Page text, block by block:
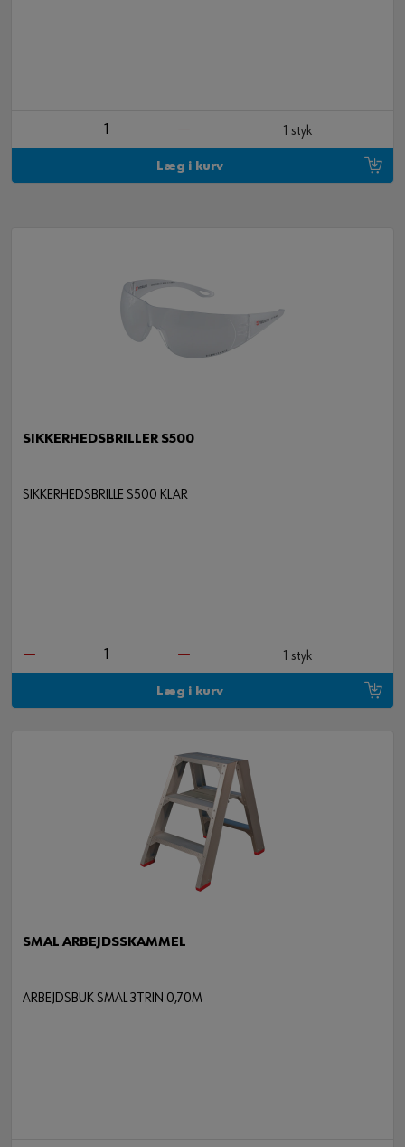
1 styk
Læg i kurv
SIKKERHEDSBRILLER S500
SIKKERHEDSBRILLE S500 KLAR
1 styk
Læg i kurv
SMAL ARBEJDSSKAMMEL
ARBEJDSBUK SMAL 3TRIN 0,70M